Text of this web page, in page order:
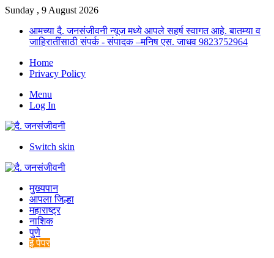
Sunday , 9 August 2026
आमच्या दै. जनसंजीवनी न्यूज मध्ये आपले सहर्ष स्वागत आहे. बातम्या व
जाहिरातींसाठी संपर्क - संपादक –मनिष एस. जाधव 9823752964
Home
Privacy Policy
Menu
Log In
Switch skin
मुख्यपान
आपला जिल्हा
महाराष्ट्र
नाशिक
पुणे
ई पेपर